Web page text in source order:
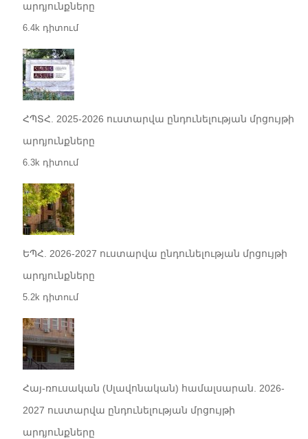
արդյունքները
6.4k դիտում
ՀՊՏՀ. 2025-2026 ուստարվա ընդունելության մրցույթի
արդյունքները
6.3k դիտում
ԵՊՀ. 2026-2027 ուստարվա ընդունելության մրցույթի
արդյունքները
5.2k դիտում
Հայ-ռուսական (Սլավոնական) համալսարան. 2026-
2027 ուստարվա ընդունելության մրցույթի
արդյունքները